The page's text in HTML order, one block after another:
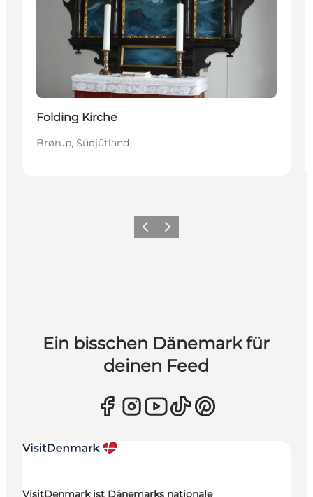
Folding Kirche
Brørup, Südjütland
ZurückWeiter
Ein bisschen Dänemark für
deinen Feed
VisitDenmark ist Dänemarks nationale